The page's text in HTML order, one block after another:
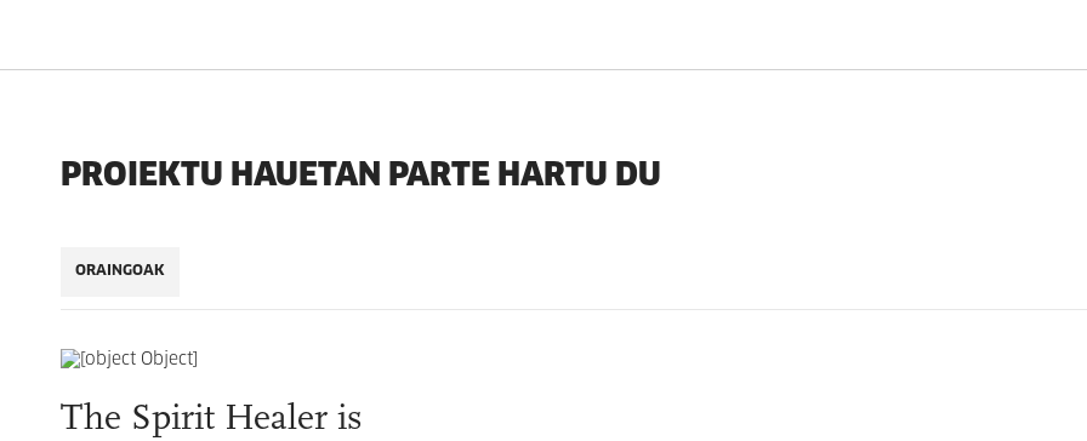
PROIEKTU HAUETAN PARTE HARTU DU
ORAINGOAK
The Spirit Healer is